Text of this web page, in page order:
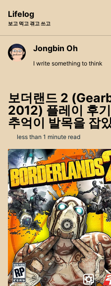
navigation
Lifelog
보고 먹고 겪고 쓰고
Jongbin Oh
I write something to think
보더랜드 2
2012) 플레이 후
추억이 발목을 잡
less than 1 minute read